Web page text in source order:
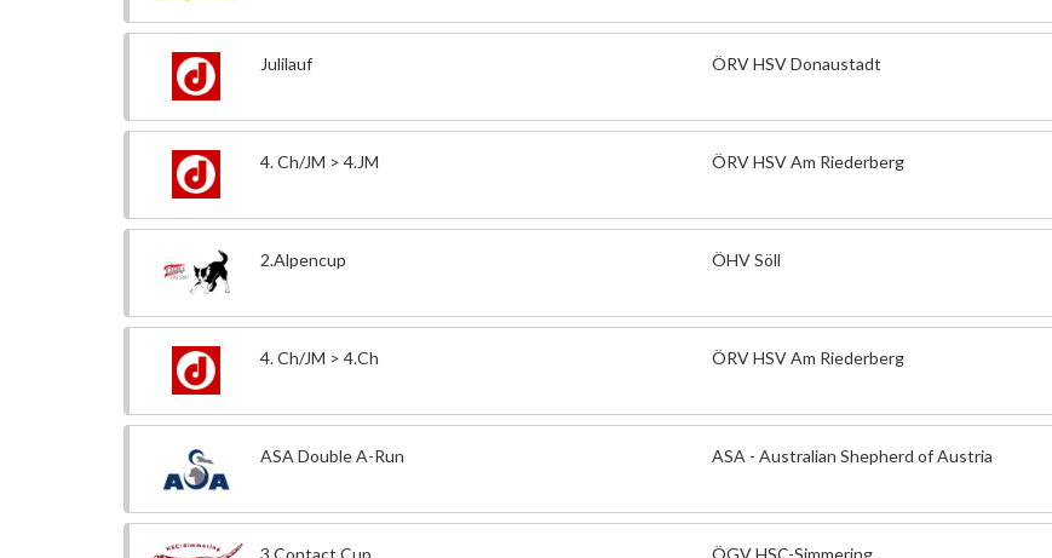
Julilauf ÖRV HSV Donaustadt
4. Ch/JM > 4.JM ÖRV HSV Am Riederberg
2.Alpencup ÖHV Söll
4. Ch/JM > 4.Ch ÖRV HSV Am Riederberg
ASA Double A-Run ASA - Australian Shepherd of Austria
3.Contact Cup
ÖGV HSC-Simmering